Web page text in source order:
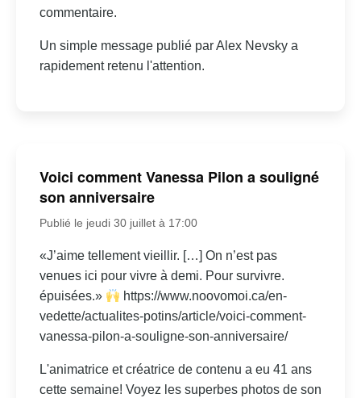
commentaire.
Un simple message publié par Alex Nevsky a
rapidement retenu l'attention.
Voici comment Vanessa Pilon a souligné
son anniversaire
Publié le jeudi 30 juillet à 17:00
«J’aime tellement vieillir. […] On n’est pas
venues ici pour vivre à demi. Pour survivre.
épuisées.»
https://www.noovomoi.ca/en-
vedette/actualites-potins/article/voici-comment-
vanessa-pilon-a-souligne-son-anniversaire/
L'animatrice et créatrice de contenu a eu 41 ans
cette semaine! Voyez les superbes photos de son